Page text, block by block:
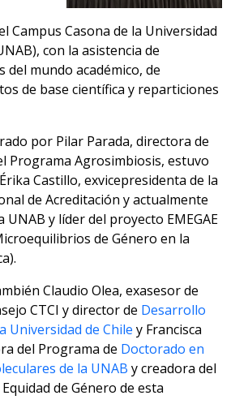
Campus Casona de la Universidad
con la asistencia de
del mundo académico, de
de base científica y reparticiones
por Pilar Parada, directora de
Programa Agrosimbiosis, estuvo
Castillo, exvicepresidenta de la
de Acreditación y actualmente
UNAB y líder del proyecto EMEGAE
de Género en la
Claudio Olea, exasesor de
CTCI y director de Desarrollo
Universidad de Chile y Francisca
del Programa de Doctorado en
de la UNAB y creadora del
de Género de esta